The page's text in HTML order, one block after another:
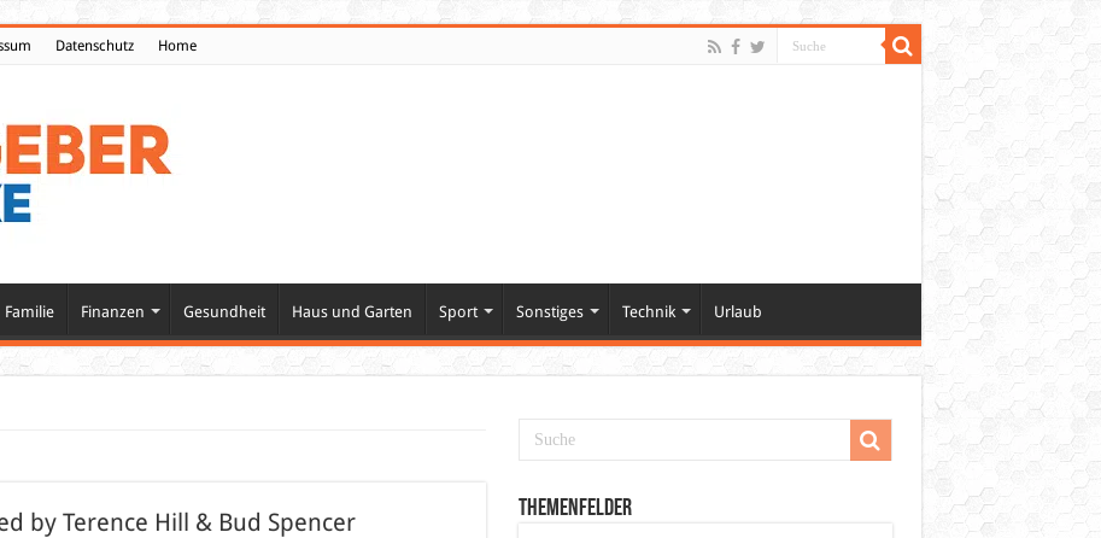
Datenschutz Home
Familie Finanzen Gesundheit Haus und Garten Sport Sonstiges Technik Urlaub
by Terence Hill & Bud Spencer Themenfelder